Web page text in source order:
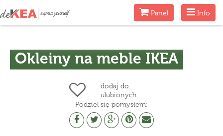
Menu
Info
MenuPanel
Okleiny na meble IKEA
dodaj do
ulubionych
Podziel się pomysłem: